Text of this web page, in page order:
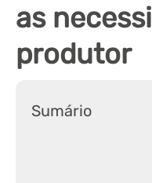
as
produtor
Sumário